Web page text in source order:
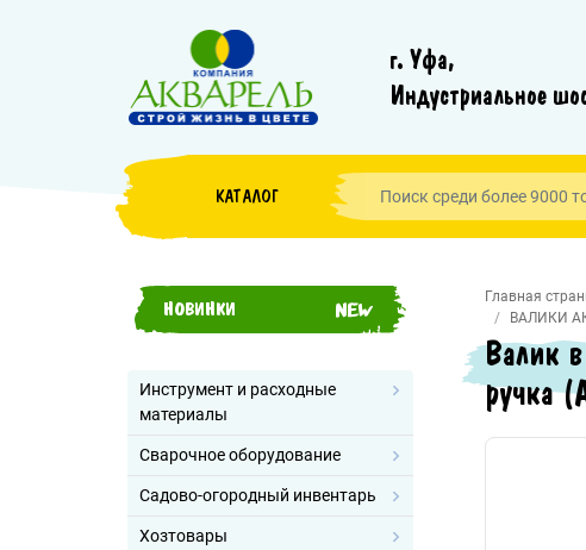
г. Уфа,
Индустриальное
КАТАЛОГ
НОВИНКИ
Инструмент и расходные
материалы
Сварочное оборудование
Садово-огородный инвентарь
Хозтовары
Главная
ВАЛИКИ
Валик
ручка